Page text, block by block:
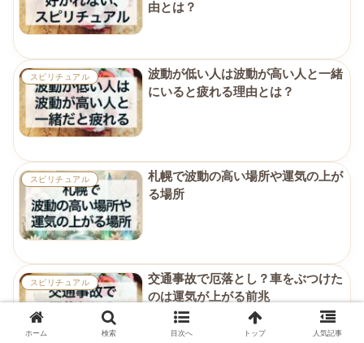
由とは？
スピリチュアル
波動が低い人は波動が高い人と一緒
にいると疲れる理由とは？
スピリチュアル
札幌で波動の高い場所や運気の上が
る場所
スピリチュアル
交通事故で厄落とし？車をぶつけた
のは運気が上がる前兆
ホーム 検索 目次へ トップ 人気記事